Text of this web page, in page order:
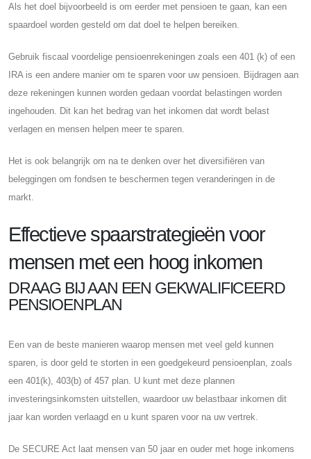
Als het doel bijvoorbeeld is om eerder met pensioen te gaan, kan een
spaardoel worden gesteld om dat doel te helpen bereiken.
Gebruik fiscaal voordelige pensioenrekeningen zoals een 401 (k) of een
IRA is een andere manier om te sparen voor uw pensioen. Bijdragen aan
deze rekeningen kunnen worden gedaan voordat belastingen worden
ingehouden. Dit kan het bedrag van het inkomen dat wordt belast
verlagen en mensen helpen meer te sparen.
Het is ook belangrijk om na te denken over het diversifiëren van
beleggingen om fondsen te beschermen tegen veranderingen in de
markt.
Effectieve spaarstrategieën voor
mensen met een hoog inkomen
DRAAG BIJ AAN EEN GEKWALIFICEERD
PENSIOENPLAN
Een van de beste manieren waarop mensen met veel geld kunnen
sparen, is door geld te storten in een goedgekeurd pensioenplan, zoals
een 401(k), 403(b) of 457 plan. U kunt met deze plannen
investeringsinkomsten uitstellen, waardoor uw belastbaar inkomen dit
jaar kan worden verlaagd en u kunt sparen voor na uw vertrek.
De SECURE Act laat mensen van 50 jaar en ouder met hoge inkomens